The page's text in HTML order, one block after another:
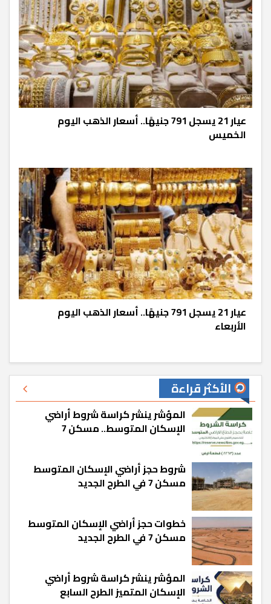
عيار 21 يسجل 791 جنيهًا.. أسعار الذهب اليوم
الخميس
عيار 21 يسجل 791 جنيهًا.. أسعار الذهب اليوم
الأربعاء
الأكثر قراءة
المؤشر ينشر كراسة شروط أراضي
الإسكان المتوسط.. مسكن 7
شروط حجز أراضي الإسكان المتوسط
مسكن 7 في الطرح الجديد
خطوات حجز أراضي الإسكان المتوسط
مسكن 7 في الطرح الجديد
المؤشر ينشر كراسة شروط أراضي
الإسكان المتميز الطرح السابع